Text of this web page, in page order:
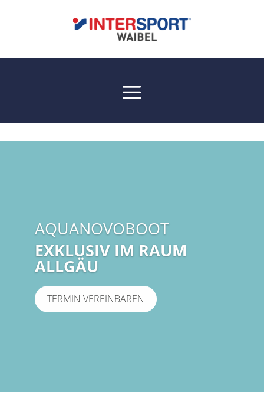
AQUANOVOBOOT
EXKLUSIV IM RAUM
ALLGÄU
TERMIN VEREINBAREN